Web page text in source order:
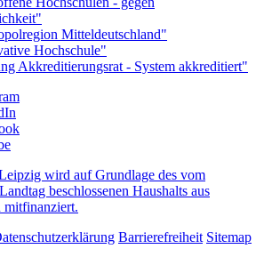
wird auf Grundlage des vom
beschlossenen Haushalts aus
mitfinanziert.
Barrierefreiheit Sitemap